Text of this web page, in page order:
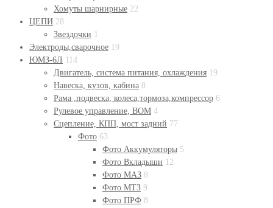
Хомуты шарнирные 22
ЦЕПИ 28
Звездочки 1
Электроды,сварочное 19
ЮМЗ-6Л 114
Двигатель, система питания, охлаждения 19
Навеска, кузов, кабина 8
Рама ,подвеска, колеса,тормоза,компрессор 6
Рулевое управление, ВОМ 4
Сцепление, КПП, мост задний 77
Фото 63
Фото Аккумуляторы 5
Фото Вкладыши 12
Фото МАЗ 8
Фото МТЗ 9
Фото ПРФ 8